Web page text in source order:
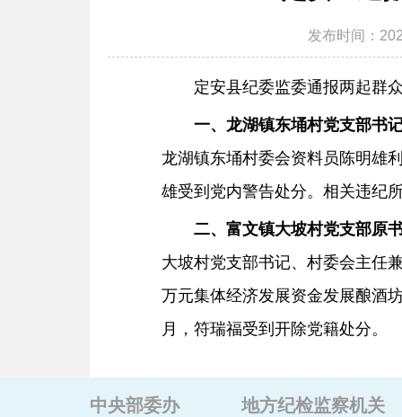
发布时间：
定安县纪委监委通报两起群
一、龙湖镇东埇村党支部书
龙湖镇东埇村委会资料员陈明雄
雄受到党内警告处分。相关违纪
二、 富文镇大坡村党支部原
大坡村党支部书记、村委会主任
万元集体经济发展资金发展酿酒
月，符瑞福受到开除党籍处分。
中央部委办 地方纪检监察机关